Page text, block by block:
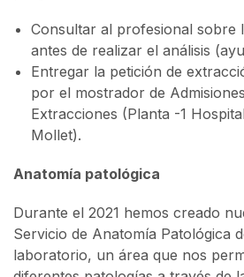
Consultar al profesional sobre
antes de realizar el análisis
Entregar la petición de
por el mostrador de
Extracciones (Planta -1
Mollet).
Anatomía patológica
Durante el 2021 hemos creado
Servicio de Anatomía Patológica
laboratorio, un área que nos